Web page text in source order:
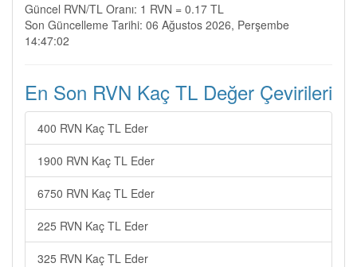
Güncel RVN/TL Oranı: 1 RVN = 0.17 TL
Son Güncelleme Tarihi: 06 Ağustos 2026, Perşembe
14:47:02
En Son RVN Kaç TL Değer Çevirileri
400 RVN Kaç TL Eder
1900 RVN Kaç TL Eder
6750 RVN Kaç TL Eder
225 RVN Kaç TL Eder
325 RVN Kaç TL Eder